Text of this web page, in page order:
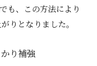
も、この方法により
りとなりました。
り補強